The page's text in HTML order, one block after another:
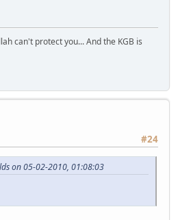
can't protect you... And the KGB is
#24
on 05-02-2010, 01:08:03